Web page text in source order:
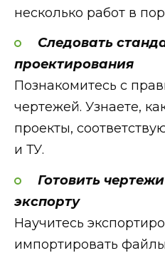
несколько работ в
Следовать
проектирования
Познакомитесь с
чертежей. Узнаете,
проекты,
и ТУ.
Готовить
экспорту
Научитесь
импортировать